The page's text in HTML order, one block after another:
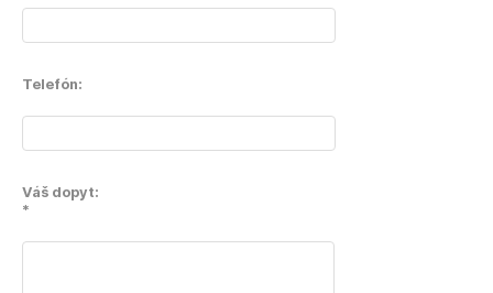
Telefón:
Váš dopyt:
*